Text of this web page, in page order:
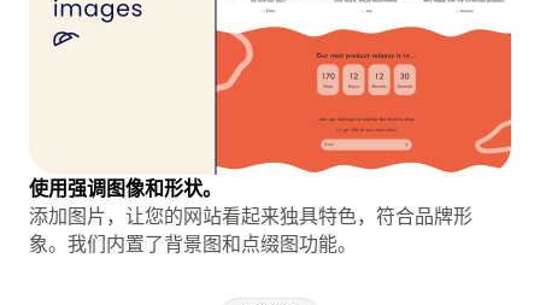
使用强调图像和形状。
添加图片，让您的网站看起来独具特色，符合品牌形
象。我们内置了背景图和点缀图功能。